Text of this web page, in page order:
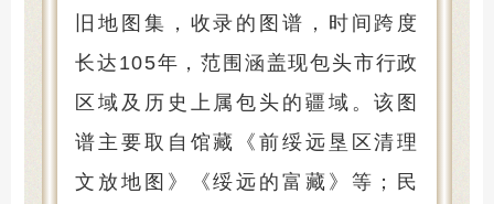
旧地图集，收录的图谱，时间跨度
长达105年，范围涵盖现包头市行政
区域及历史上属包头的疆域。该图
谱主要取自馆藏《前绥远垦区清理
文放地图》《绥远的富藏》等；民